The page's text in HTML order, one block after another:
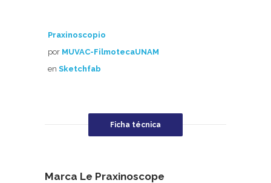
Praxinoscopio
por MUVAC-FilmotecaUNAM
en Sketchfab
Ficha técnica
Marca Le Praxinoscope